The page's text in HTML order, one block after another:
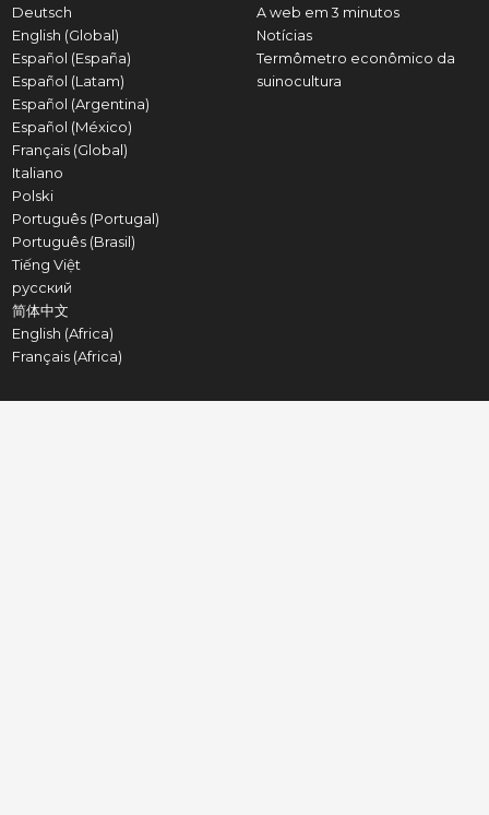
Deutsch
English (Global)
Español (España)
Español (Latam)
Español (Argentina)
Español (México)
Français (Global)
Italiano
Polski
Português (Portugal)
Português (Brasil)
Tiếng Việt
русский
简体中文
English (Africa)
Français (Africa)
A web em 3 minutos
Notícias
Termômetro econômico da
suinocultura